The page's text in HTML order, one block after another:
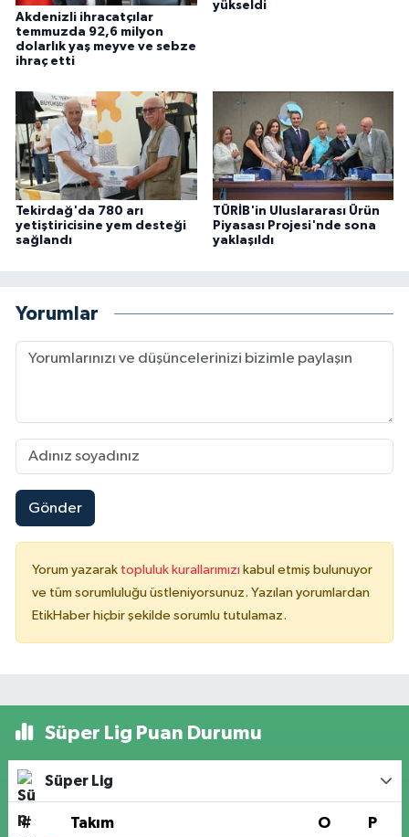
Akdenizli ihracatçılar
temmuzda 92,6 milyon
dolarlık yaş meyve ve sebze
ihraç etti
yükseldi
Tekirdağ'da 780 arı
yetiştiricisine yem desteği
sağlandı
TÜRİB'in Uluslararası Ürün
Piyasası Projesi'nde sona
yaklaşıldı
Yorumlar
Gönder
Yorum yazarak topluluk kurallarımızı kabul etmiş bulunuyor
ve tüm sorumluluğu üstleniyorsunuz. Yazılan yorumlardan
EtikHaber hiçbir şekilde sorumlu tutulamaz.
Süper Lig Puan Durumu
Süper Lig
# Takım O P